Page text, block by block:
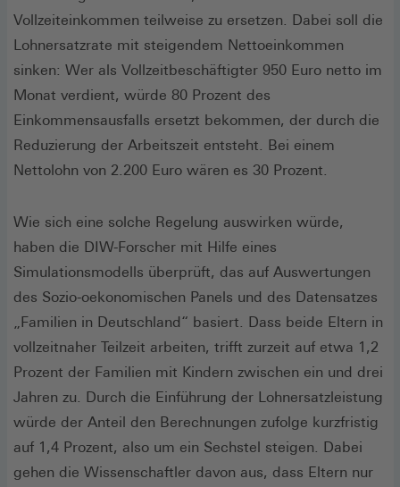
Vollzeiteinkommen teilweise zu ersetzen. Dabei soll die
Lohnersatzrate mit steigendem Nettoeinkommen
sinken: Wer als Vollzeitbeschäftigter 950 Euro netto im
Monat verdient, würde 80 Prozent des
Einkommensausfalls ersetzt bekommen, der durch die
Reduzierung der Arbeitszeit entsteht. Bei einem
Nettolohn von 2.200 Euro wären es 30 Prozent.
Wie sich eine solche Regelung auswirken würde,
haben die DIW-Forscher mit Hilfe eines
Simulationsmodells überprüft, das auf Auswertungen
des Sozio-oekonomischen Panels und des Datensatzes
„Familien in Deutschland“ basiert. Dass beide Eltern in
vollzeitnaher Teilzeit arbeiten, trifft zurzeit auf etwa 1,2
Prozent der Familien mit Kindern zwischen ein und drei
Jahren zu. Durch die Einführung der Lohnersatzleistung
würde der Anteil den Berechnungen zufolge kurzfristig
auf 1,4 Prozent, also um ein Sechstel steigen. Dabei
gehen die Wissenschaftler davon aus, dass Eltern nur